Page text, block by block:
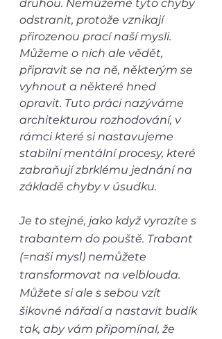
druhou. Nemůžeme tyto chyby
odstranit, protože vznikají
přirozenou prací naší mysli.
Můžeme o nich ale vědět,
připravit se na ně, některým se
vyhnout a některé hned
opravit. Tuto práci nazýváme
architekturou rozhodování, v
rámci které si nastavujeme
stabilní mentální procesy, které
zabraňují zbrklému jednání na
základě chyby v úsudku.
Je to stejné, jako když vyrazíte s
trabantem do pouště. Trabant
(=naši mysl) nemůžete
transformovat na velblouda.
Můžete si ale s sebou vzít
šikovné nářadí a nastavit budík
tak, aby vám připomínal, že